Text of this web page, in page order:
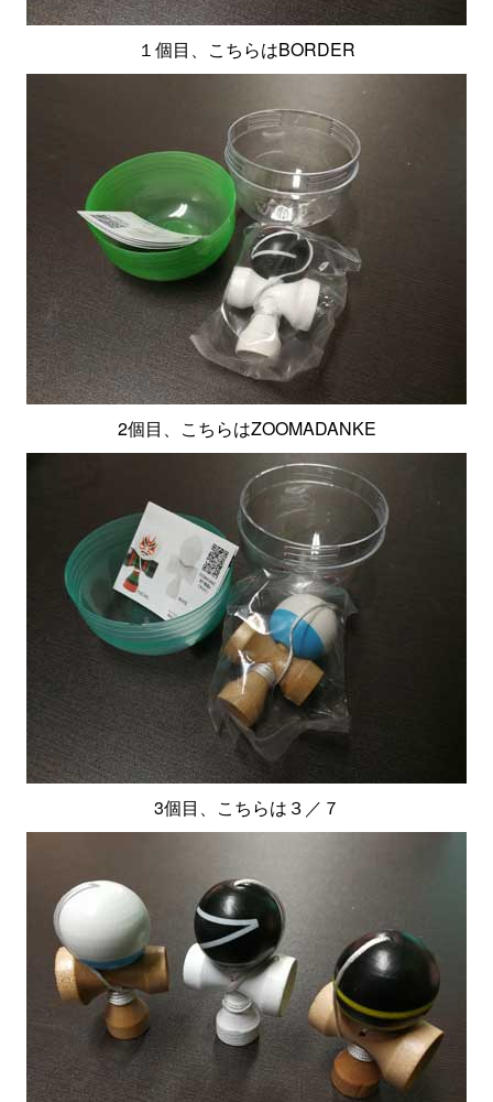
１個目、こちらはBORDER
2個目、こちらはZOOMADANKE
3個目、こちらは３／７